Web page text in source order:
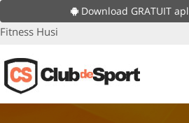
Download GRATUIT
Fitness Husi